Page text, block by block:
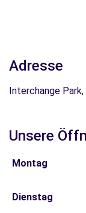
Adresse
Interchange
Unsere
Montag
Dienstag